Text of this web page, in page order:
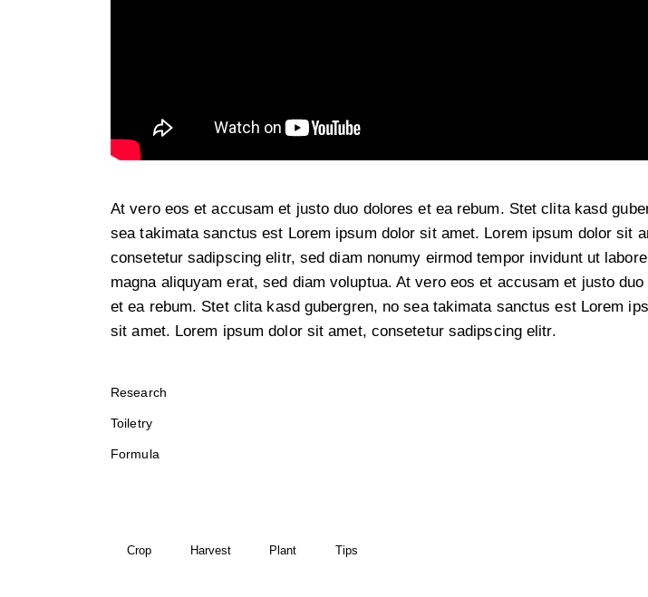
At vero eos et accusam et justo duo dolores et ea rebum. Stet clita kasd
sea takimata sanctus est Lorem ipsum dolor sit amet. Lorem ipsum dolor sit
consetetur sadipscing elitr, sed diam nonumy eirmod tempor invidunt ut
magna aliquyam erat, sed diam voluptua. At vero eos et accusam et justo duo
et ea rebum. Stet clita kasd gubergren, no sea takimata sanctus est Lorem
sit amet. Lorem ipsum dolor sit amet, consetetur sadipscing elitr.
Research
Toiletry
Formula
Crop Harvest Plant Tips